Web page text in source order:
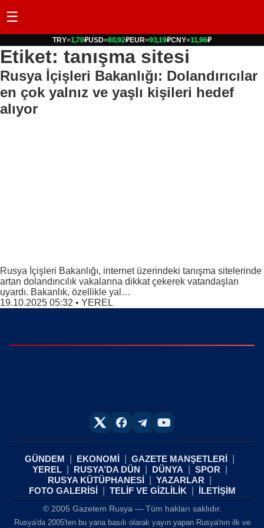
☰
TRY=1,70₽USD=80,92₽EUR=93,19₽CNY=11,96₽
Etiket: tanışma sitesi
Rusya İçişleri Bakanlığı: Dolandırıcılar
en çok yalnız ve yaşlı kişileri hedef
alıyor
Rusya İçişleri Bakanlığı, internet üzerindeki tanışma sitelerinde
artan dolandırıcılık vakalarına dikkat çekerek vatandaşları
uyardı. Bakanlık, özellikle yal…
19.10.2025 05:32 • YEREL
GÜNDEM EKONOMİ
GAZETE MANŞETLERİ
YEREL
RUSYA’DA DÜN DÜNYA
SPOR
RUSYA KÜTÜPHANESİ
YAZARLAR
FOTO GALERİSİ
TELİF VE GİZLİLİK İLETİŞİM
© 2005 Gazetem Rusya — Tüm hakları saklıdır.
Rusya'da 2005'ten bu yana basılı olarak yayın yapan Rusya'nın ilk ve